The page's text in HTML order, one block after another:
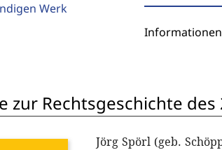
Werk
zur Rechtsgeschichte des
Jörg Spörl (geb.